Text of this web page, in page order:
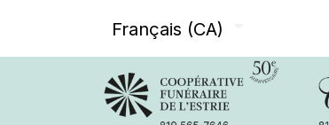
Français (CA)